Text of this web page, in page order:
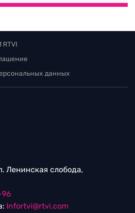
данных
Ленинская слобода,
96
Infortvi@rtvi.com